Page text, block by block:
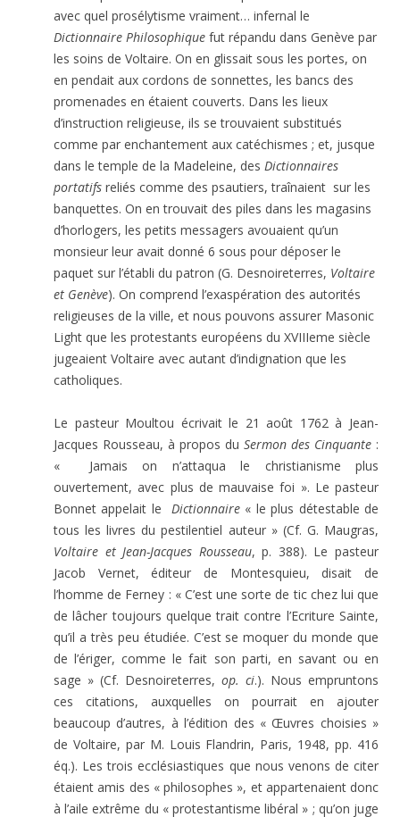
avec quel prosély­tisme vraiment… infernal le
Dictionnaire Philosophique fut répandu dans Genève par
les soins de Voltaire. On en glissait sous les portes, on
en pendait aux cordons de sonnettes, les bancs des
promenades en étaient couverts. Dans les lieux
d’instruction religieuse, ils se trouvaient substitués
comme par enchantement aux catéchismes ; et, jusque
dans le temple de la Madeleine, des Dictionnaires
portatifs reliés comme des psautiers, traînaient sur les
banquettes. On en trouvait des piles dans les magasins
d’horlogers, les petits messagers avouaient qu’un
monsieur leur avait donné 6 sous pour déposer le
paquet sur l’établi du patron (G. Desnoireterres, Voltaire
et Genève). On comprend l’exaspération des autorités
religieuses de la ville, et nous pouvons assurer Masonic
Light que les protestants européens du XVIIIeme siècle
jugeaient Voltaire avec autant d’indignation que les
catholiques.
Le pasteur Moultou écrivait le 21 août 1762 à Jean-
Jacques Rousseau, à propos du Sermon des Cinquante :
« Jamais on n’attaqua le christianisme plus
ouvertement, avec plus de mauvaise foi ». Le pasteur
Bonnet appelait le Dictionnaire« le plus détestable de
tous les livres du pestilentiel auteur » (Cf. G. Maugras,
Voltaire et Jean-Jacques Rousseau, p. 388). Le pasteur
Jacob Vernet, éditeur de Montesquieu, disait de
l’homme de Ferney : « C’est une sorte de tic chez lui que
de lâcher toujours quelque trait contre l’Ecriture Sainte,
qu’il a très peu étudiée. C’est se moquer du monde que
de l’ériger, comme le fait son parti, en savant ou en
sage » (Cf. Desnoireterres, op. ci.). Nous empruntons
ces citations, auxquelles on pourrait en ajouter
beaucoup d’autres, à l’édition des « Œuvres choisies »
de Voltaire, par M. Louis Flandrin, Paris, 1948, pp. 416
éq.). Les trois ecclésiastiques que nous venons de citer
étaient amis des « philosophes », et appartenaient donc
à l’aile extrême du « protestantisme libéral » ; qu’on juge